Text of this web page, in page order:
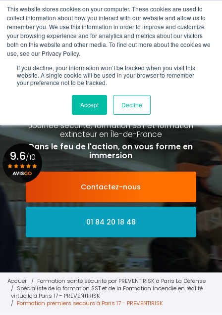
This website stores cookies on your computer. These cookies are used to
collect information about how you interact with our website and allow us to
remember you. We use this information in order to improve and customize
your browsing experience and for analytics and metrics about our visitors
both on this website and other media. To find out more about the cookies we
use, see our Privacy Policy.
If you decline, your information won’t be tracked when you visit this
website. A single cookie will be used in your browser to remember
your preference not to be tracked.
Accept Decline
Aller
au
contenu
principal
01 84 20 18 48
Spécialiste de la formation SST et
de la Formation Incendie
à Paris La Défense depuis 2015
Journée sécurité, formation SST et formation
extincteuren Île-de-France
Dans le feu de l'action, on vous forme en
immersion
Contactez-nous
01 84 20 18 48
9.6/10
Voir le certificat
Accueil
Formation santé sécurité par PREVENTIRISK à Paris La Défense
Spécialiste de la formation SST et de la Formation Incendie en réalité
virtuelle à Paris 17 - PREVENTIRISK
Formation premiers secours à Paris 17 - PREVENTIRISK